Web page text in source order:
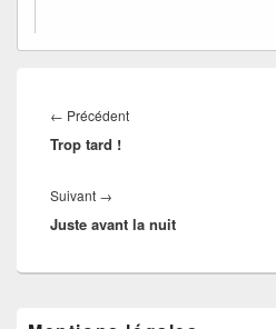
de
l’article
← PrécédentArticle
Trop tard !
Suivant →
suivant :
Juste avant la nuit